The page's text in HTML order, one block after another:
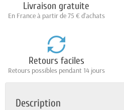
Livraison gratuite
En France à partir de 75 € d'achats
Retours faciles
Retours possibles pendant 14 jours
Description